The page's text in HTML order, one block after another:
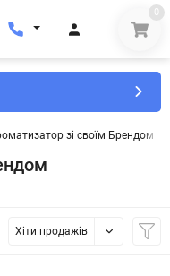
0
зі своїм Брендом
Хіти продажів